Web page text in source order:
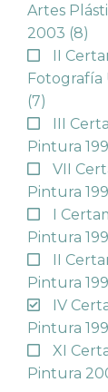
Artes
2003 (8)
II
Fotografía
(7)
III
Pintura
VII
Pintura
I
Pintura
II
Pintura
IV
Pintura
XI
Pintura